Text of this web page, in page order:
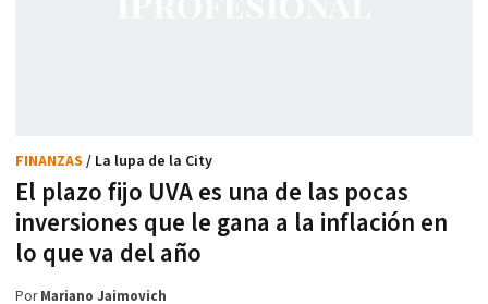
El plazo fijo UVA es una de las pocas
inversiones que le gana a la inflación en
lo que va del año
FINANZAS / La lupa de la City
PorMariano Jaimovich